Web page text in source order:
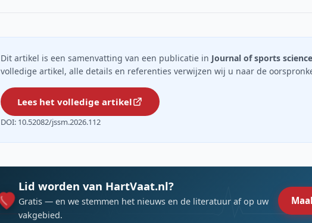
Dit artikel is een samenvatting van een publicatie in Journal of sports
volledige artikel, alle details en referenties verwijzen wij u naar de
Lees het volledige artikel
DOI: 10.52082/jssm.2026.112
Lid worden van HartVaat.nl?
Gratis — en we stemmen het nieuws en de literatuur af op uw
vakgebied.